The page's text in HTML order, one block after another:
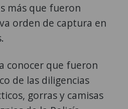
más que fueron
orden de captura en
conocer que fueron
de las diligencias
gorras y camisas